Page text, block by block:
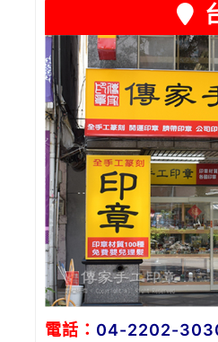
電話： 04-2202-